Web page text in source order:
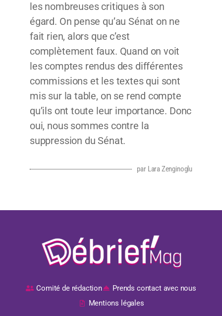
les nombreuses critiques à son
égard. On pense qu’au Sénat on ne
fait rien, alors que c’est
complètement faux. Quand on voit
les comptes rendus des différentes
commissions et les textes qui sont
mis sur la table, on se rend compte
qu’ils ont toute leur importance. Donc
oui, nous sommes contre la
suppression du Sénat.
par Lara Zenginoglu
Comité de rédaction
Prends contact avec nous
Mentions légales